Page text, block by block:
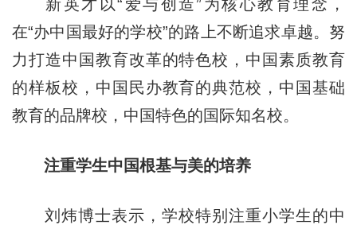
新英才以“爱与创造”为核心教育理念，
在“办中国最好的学校”的路上不断追求卓越。努
力打造中国教育改革的特色校，中国素质教育
的样板校，中国民办教育的典范校，中国基础
教育的品牌校，中国特色的国际知名校。
注重学生中国根基与美的培养
刘炜博士表示，学校特别注重小学生的中